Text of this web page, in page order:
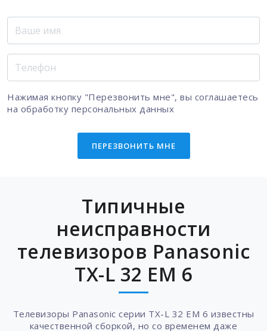
Нажимая кнопку "Перезвонить мне", вы соглашаетесь
на обработку персональных данных
ПЕРЕЗВОНИТЬ МНЕ
Типичные
неисправности
телевизоров Panasonic
TX-L 32 EM 6
Телевизоры Panasonic серии TX-L 32 EM 6 известны
качественной сборкой, но со временем даже